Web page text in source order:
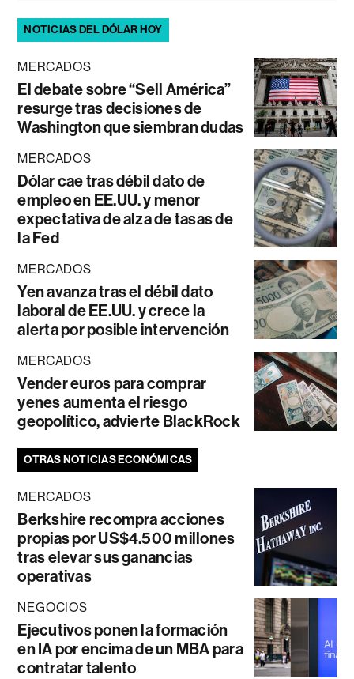
NOTICIAS DEL DÓLAR HOY
MERCADOS
El debate sobre “Sell América”
resurge tras decisiones de
Washington que siembran dudas
MERCADOS
Dólar cae tras débil dato de
empleo en EE.UU. y menor
expectativa de alza de tasas de
la Fed
MERCADOS
Yen avanza tras el débil dato
laboral de EE.UU. y crece la
alerta por posible intervención
MERCADOS
Vender euros para comprar
yenes aumenta el riesgo
geopolítico, advierte BlackRock
OTRAS NOTICIAS ECONÓMICAS
MERCADOS
Berkshire recompra acciones
propias por US$4.500 millones
tras elevar sus ganancias
operativas
NEGOCIOS
Ejecutivos ponen la formación
en IA por encima de un MBA para
contratar talento